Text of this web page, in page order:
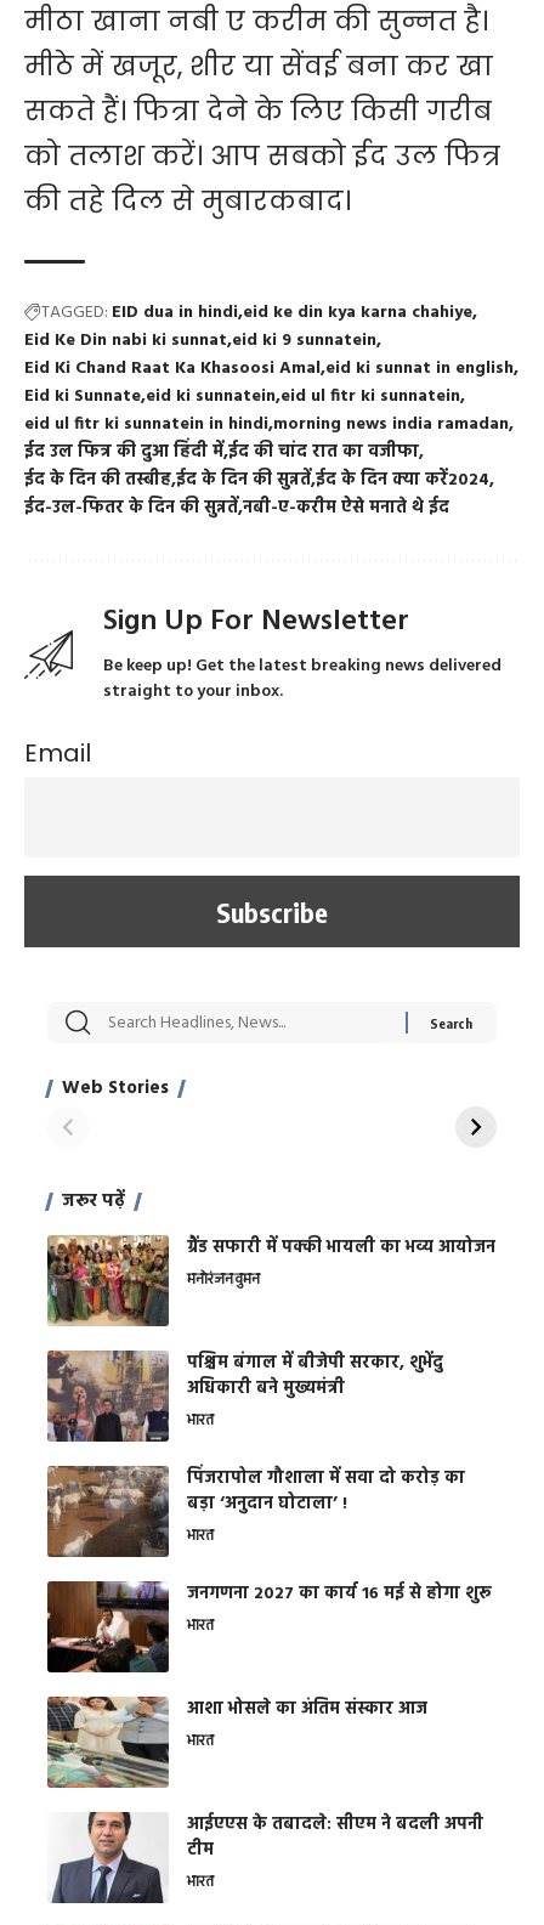
मीठा खाना नबी ए करीम की सुन्नत है।
मीठे में खजूर, शीर या सेंवई बना कर खा
सकते हैं। फित्रा देने के लिए किसी गरीब
को तलाश करें। आप सबको ईद उल फित्र
की तहे दिल से मुबारकबाद।
TAGGED: EID dua in hindi eid ke din kya karna chahiye
Eid Ke Din nabi ki sunnat eid ki 9 sunnatein
Eid Ki Chand Raat Ka Khasoosi Amal eid ki sunnat in english
Eid ki Sunnate eid ki sunnatein eid ul fitr ki sunnatein
eid ul fitr ki sunnatein in hindi morning news india ramadan
ईद उल फित्र की दुआ हिंदी मेंईद की चांद रात का वजीफा
ईद के दिन की तस्बीहईद के दिन की सुन्नतेंईद के दिन क्या करें2024
ईद-उल-फितर के दिन की सुन्नतेंनबी-ए-करीम ऐसे मनाते थे ईद
Sign Up For Newsletter
Be keep up! Get the latest breaking news delivered
straight to your inbox.
Email
Web Stories
सट्टेबाजी में अरेस्ट हुए
साहिल खान
रोज एक कच्चे लहसुन
जरूर पढ़ें
ग्रैंड सफारी में पक्की भायली का भव्य आयोजन
मनोरंजनवुमन
पश्चिम बंगाल में बीजेपी सरकार, शुभेंदु
अधिकारी बने मुख्यमंत्री
भारत
​पिंजरापोल गौशाला में सवा दो करोड़ का
बड़ा ‘अनुदान घोटाला’ !
भारत
जनगणना 2027 का कार्य 16 मई से होगा शुरू
भारत
आशा भोसले का अंतिम संस्कार आज
भारत
आईएएस के तबादले: सीएम ने बदली अपनी
टीम
भारत